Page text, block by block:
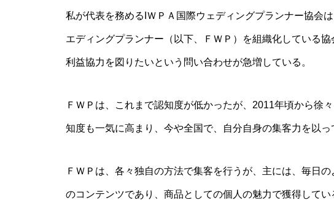
私が代表を務めるIＷＰＡ国際ウェディングプランナー協会
エディングプランナー（以下、ＦＷＰ）を組織化している
利益協力を図りたいという問い合わせが急増している。
ＦＷＰは、これまで認知度が低かったが、2011年頃から徐
知度も一気に高まり、今や全国で、自分自身の集客力を以っ
ＦＷＰは、各々独自の方法で集客を行うが、主には、毎日
のコンテンツであり、商品としての個人の魅力で獲得して